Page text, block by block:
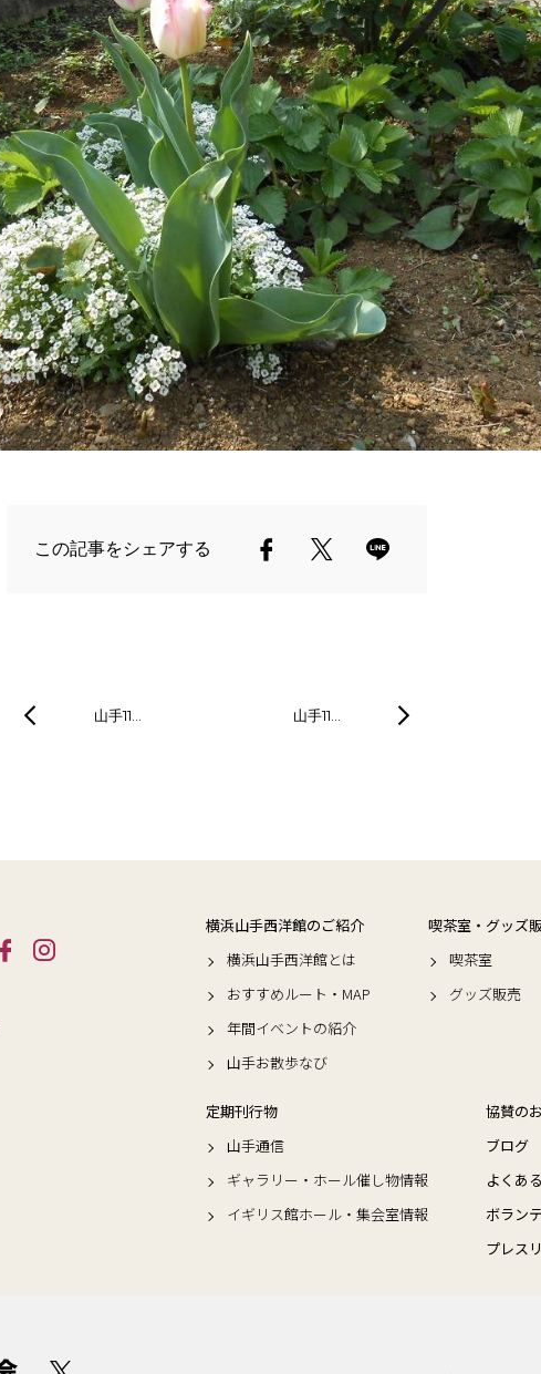
この記事をシェアする
山手11… 山手11…
横浜山手西洋館のご紹介
横浜山手西洋館とは
おすすめルート・MAP
年間イベントの紹介
山手お散歩なび
喫茶室・グッズ
喫茶室
グッズ販売
定期刊行物
山手通信
ギャラリー・ホール催し物情報
イギリス館ホール・集会室情報
協賛の
ブログ
よくあ
ボラン
プレス